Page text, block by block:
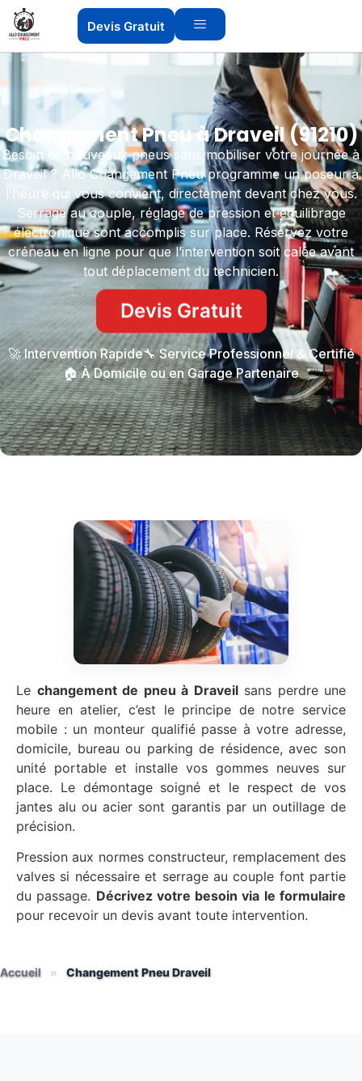
Devis Gratuit
Changement Pneu à Draveil (91210)
Besoin de nouveaux pneus sans mobiliser votre journée à
Draveil ? Allo Changement Pneu programme un poseur à
l’heure qui vous convient, directement devant chez vous.
Serrage au couple, réglage de pression et équilibrage
électronique sont accomplis sur place. Réservez votre
créneau en ligne pour que l’intervention soit calée avant
tout déplacement du technicien.
Devis Gratuit
🚀 Intervention Rapide🔧 Service Professionnel & Certifié
🏠 À Domicile ou en Garage Partenaire
Le changement de pneu à Draveilsans perdre une
heure en atelier, c’est le principe de notre service
mobile : un monteur qualifié passe à votre adresse,
domicile, bureau ou parking de résidence, avec son
unité portable et installe vos gommes neuves sur
place. Le démontage soigné et le respect de vos
jantes alu ou acier sont garantis par un outillage de
précision.
Pression aux normes constructeur, remplacement des
valves si nécessaire et serrage au couple font partie
du passage. Décrivez votre besoin via le formulaire
pour recevoir un devis avant toute intervention.
Accueil » Changement Pneu Draveil